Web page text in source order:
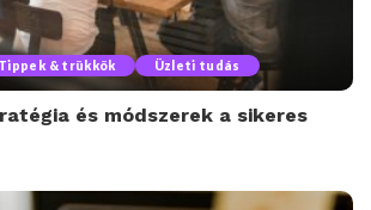
Tippek & trükkök Üzleti tudás
és módszerek a sikeres